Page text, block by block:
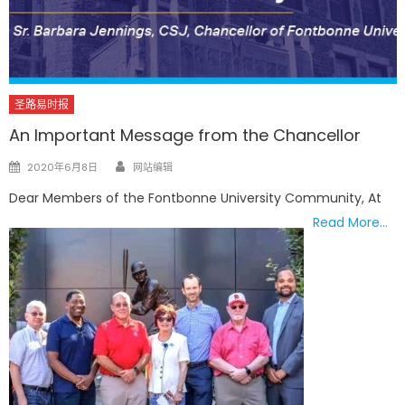
圣路易时报
An Important Message from the Chancellor
Posted
2020年6月8日 Author
网站编辑
Dear Members of the Fontbonne University Community, At
Read More…